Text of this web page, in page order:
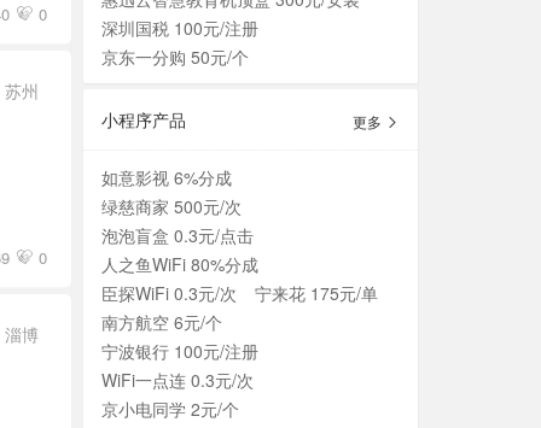
0
苏州
0
淄博
深圳国税 100元/注册
京东一分购 50元/个
小程序产品 更多
如意影视 6%分成
绿慈商家 500元/次
泡泡盲盒 0.3元/点击
人之鱼WiFi 80%分成
臣探WiFi 0.3元/次
宁来花 175元/单
南方航空 6元/个
宁波银行 100元/注册
WiFi一点连 0.3元/次
京小电同学 2元/个